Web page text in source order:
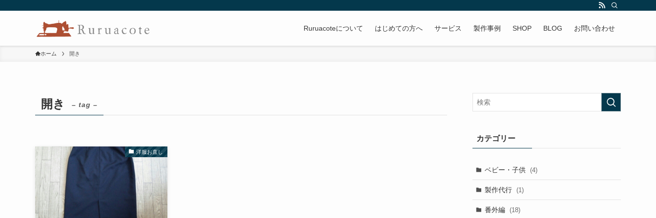
Ruruacoteについて はじめての方へ サービス 製作事例 SHOP BLOG お問い合わせ
ホーム 開き
開き – tag –
洋服お直し
カテゴリー
ベビー・子供 (4)
製作代行 (1)
番外編 (18)